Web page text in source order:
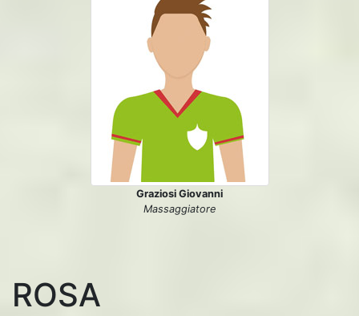
Graziosi Giovanni
Massaggiatore
ROSA